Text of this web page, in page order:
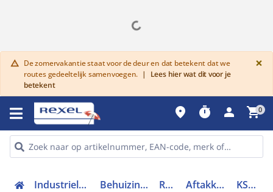
warning De zomervakantie staat voor de deur en dat betekent dat we
routes gedeeltelijk samenvoegen. |
Lees hier wat dit voor je
betekent
×
place timer person shopping_cart0
Industriele componenten Behuizingen en kasten Railkoker Aftakkast railkoker KSB100SE4